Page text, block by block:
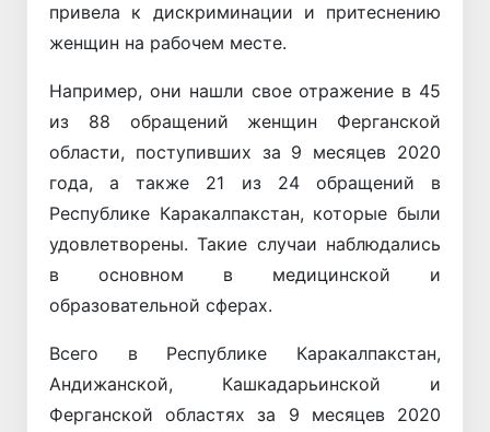
привела к дискриминации и притеснению
женщин на рабочем месте.
Например, они нашли свое отражение в 45
из 88 обращений женщин Ферганской
области, поступивших за 9 месяцев 2020
года, а также 21 из 24 обращений в
Республике Каракалпакстан, которые были
удовлетворены. Такие случаи наблюдались
в основном в медицинской и
образовательной сферах.
Всего в Республике Каракалпакстан,
Андижанской, Кашкадарьинской и
Ферганской областях за 9 месяцев 2020